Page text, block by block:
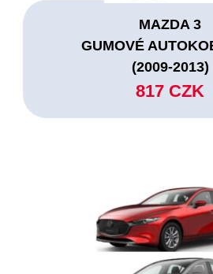
MAZDA 3
GUMOVÉ
(2009-2013)
817 CZK